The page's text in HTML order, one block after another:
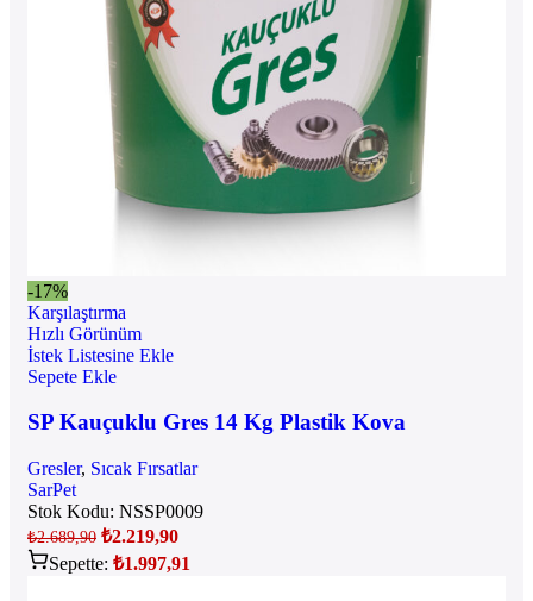
-17%
Karşılaştırma
Hızlı Görünüm
İstek Listesine Ekle
Sepete Ekle
SP Kauçuklu Gres 14 Kg Plastik Kova
Gresler, Sıcak Fırsatlar
SarPet
Stok Kodu: NSSP0009
₺2.689,90 ₺2.219,90
Sepette: ₺1.997,91